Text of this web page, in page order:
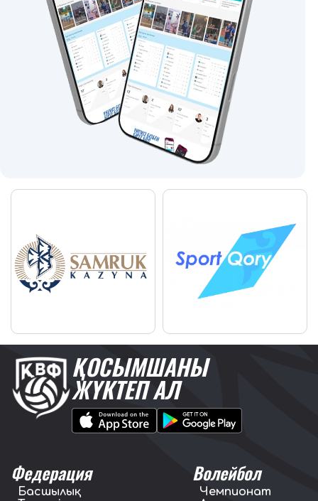
ҚОСЫМШАНЫ
ЖҮКТЕП АЛ
Федерация
Басшылық
Волейбол
Чемпионат